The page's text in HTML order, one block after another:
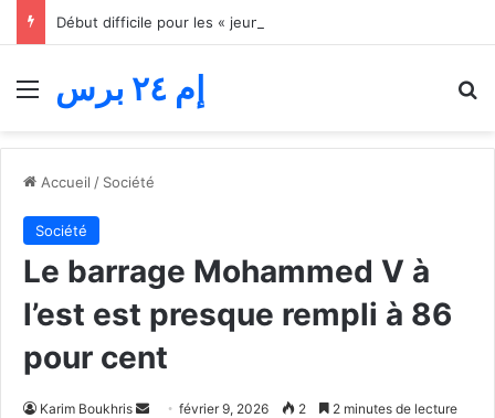
Menu إم ٢٤ برس
Accueil / Société
Société
Le barrage Mohammed V à
l’est est presque rempli à 86
pour cent
Karim Boukhris
Envoyerfévrier 9, 2026 2 2 minutes de lecture